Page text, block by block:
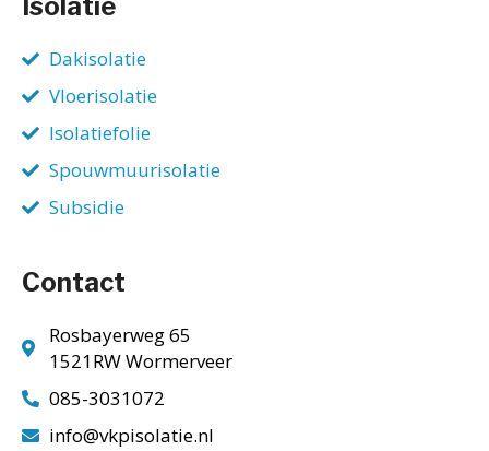
Dakisolatie
Vloerisolatie
Isolatiefolie
Spouwmuurisolatie
Subsidie
Contact
Rosbayerweg 65
1521RW Wormerveer
085-3031072
info@vkpisolatie.nl